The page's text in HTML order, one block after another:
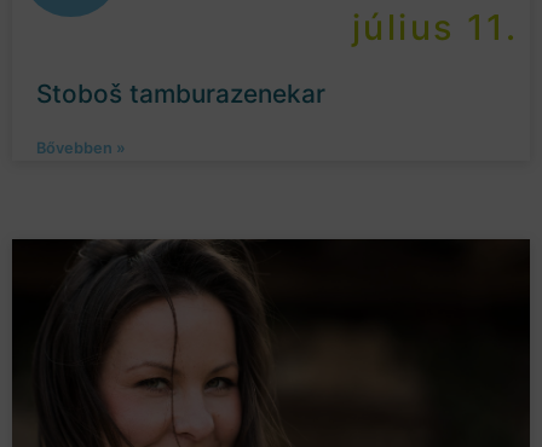
július 11.
Stoboš tamburazenekar
Bővebben »